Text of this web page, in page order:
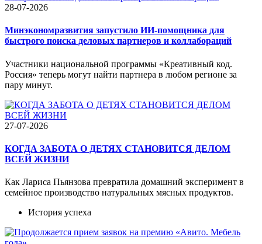
28-07-2026
Минэкономразвития запустило ИИ-помощника для
быстрого поиска деловых партнеров и коллабораций
Участники национальной программы «Креативный код.
Россия» теперь могут найти партнера в любом регионе за
пару минут.
27-07-2026
КОГДА ЗАБОТА О ДЕТЯХ СТАНОВИТСЯ ДЕЛОМ
ВСЕЙ ЖИЗНИ
Как Лариса Пьянзова превратила домашний эксперимент в
семейное производство натуральных мясных продуктов.
История успеха